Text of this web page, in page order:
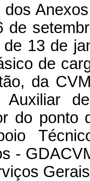
de
de 13 de
de
da
Auxiliar
do ponto
-